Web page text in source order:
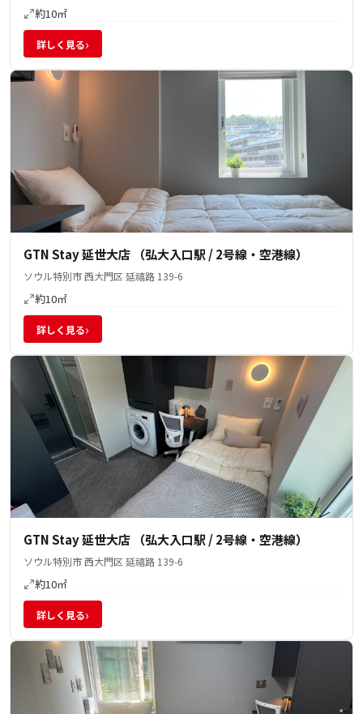
約10㎡
詳しく見る›
GTN Stay 延世大店 （弘大入口駅 / 2号線・空港線）
ソウル特別市 西大門区 延禧路 139-6
約10㎡
詳しく見る›
GTN Stay 延世大店 （弘大入口駅 / 2号線・空港線）
ソウル特別市 西大門区 延禧路 139-6
約10㎡
詳しく見る›